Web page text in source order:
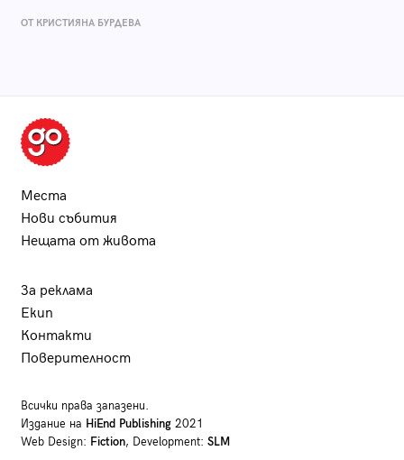
ОТ КРИСТИЯНА БУРДЕВА
Места
Нови събития
Нещата от живота
За реклама
Екип
Контакти
Поверителност
Всички права запазени.
Издание на HiEnd Publishing2021
Web Design: Fiction, Development: SLM